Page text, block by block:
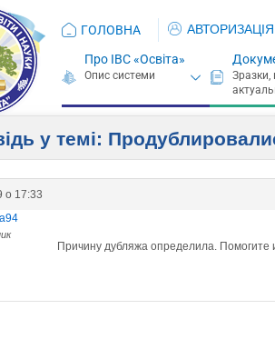
ГОЛОВНА АВТОРИЗАЦІЯ
Про ІВС «Освіта»
у темі:
о 17:33
Причину дубляжа определила. Помогите